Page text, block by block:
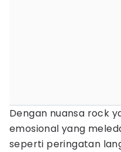
Dengan nuansa rock
emosional yang
seperti peringatan